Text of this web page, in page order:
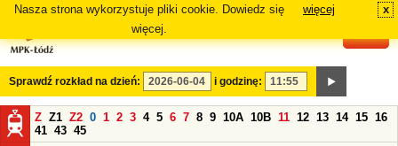
Nasza strona wykorzystuje pliki cookie. Dowiedz się
więcej.
więcej x
Sprawdź rozkład na dzień: i godzinę:
Z Z1 Z2 0 1 2 3 4 5 6 7 8 9 10A 10B 11 12 13 14 15 16
41 43 45